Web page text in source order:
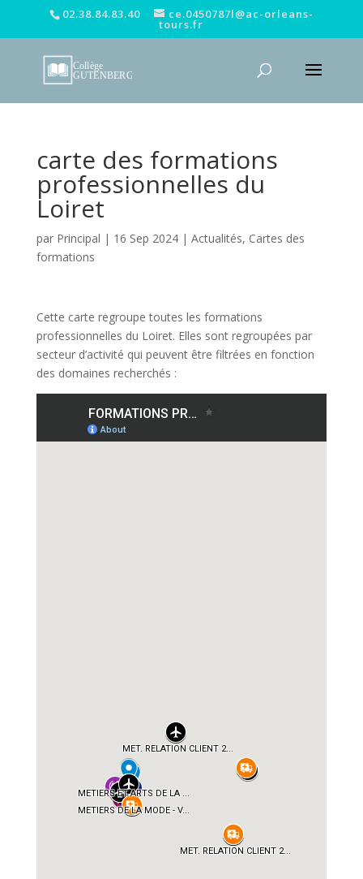
02.38.84.83.40 ce.0450787l@ac-orleans-
tours.fr
carte des formations
professionnelles du
Loiret
par Principal | 16 Sep 2024| Actualités, Cartes des
formations
Cette carte regroupe toutes les formations
professionnelles du Loiret. Elles sont regroupées par
secteur d’activité qui peuvent être filtrées en fonction
des domaines recherchés :